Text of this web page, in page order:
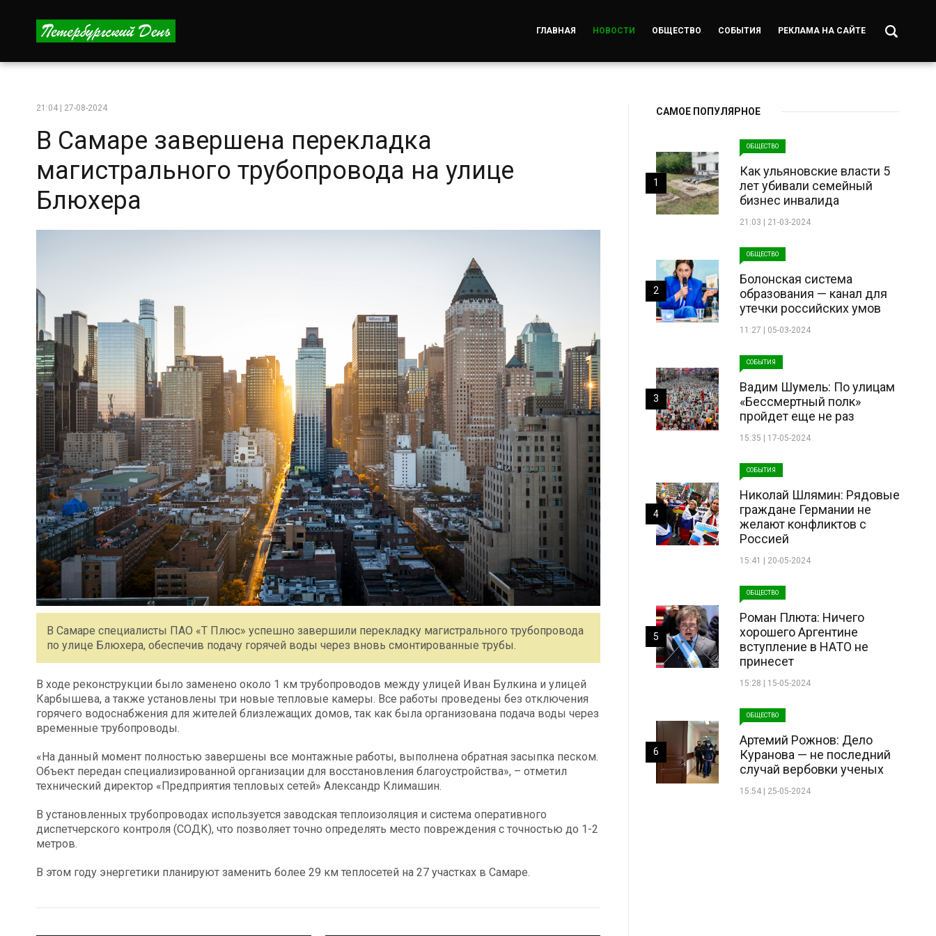
ГЛАВНАЯ НОВОСТИ ОБЩЕСТВО СОБЫТИЯ РЕКЛАМА НА САЙТЕ
21:04 | 27-08-2024
В Самаре завершена перекладка
магистрального трубопровода на улице
Блюхера
В Самаре специалисты ПАО «Т Плюс» успешно завершили перекладку магистрального трубопровода
по улице Блюхера, обеспечив подачу горячей воды через вновь смонтированные трубы.
В ходе реконструкции было заменено около 1 км трубопроводов между улицей Иван Булкина и улицей
Карбышева, а также установлены три новые тепловые камеры. Все работы проведены без отключения
горячего водоснабжения для жителей близлежащих домов, так как была организована подача воды через
временные трубопроводы.
«На данный момент полностью завершены все монтажные работы, выполнена обратная засыпка песком.
Объект передан специализированной организации для восстановления благоустройства», – отметил
технический директор «Предприятия тепловых сетей» Александр Климашин.
В установленных трубопроводах используется заводская теплоизоляция и система оперативного
диспетчерского контроля (СОДК), что позволяет точно определять место повреждения с точностью до 1-2
метров.
В этом году энергетики планируют заменить более 29 км теплосетей на 27 участках в Самаре.
САМОЕ ПОПУЛЯРНОЕ
ОБЩЕСТВО
Как ульяновские власти 5
лет убивали семейный
бизнес инвалида
21:03 | 21-03-2024
1
ОБЩЕСТВО
Болонская система
образования — канал для
утечки российских умов
11:27 | 05-03-2024
2
СОБЫТИЯ
Вадим Шумель: По улицам
«Бессмертный полк»
пройдет еще не раз
15:35 | 17-05-2024
3
СОБЫТИЯ
Николай Шлямин: Рядовые
граждане Германии не
желают конфликтов с
Россией
15:41 | 20-05-2024
4
ОБЩЕСТВО
Роман Плюта: Ничего
хорошего Аргентине
вступление в НАТО не
принесет
15:28 | 15-05-2024
5
ОБЩЕСТВО
Артемий Рожнов: Дело
Куранова — не последний
случай вербовки ученых
15:54 | 25-05-2024
6